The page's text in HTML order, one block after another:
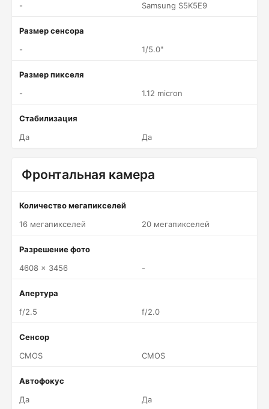
- Samsung S5K5E9
Размер сенсора
-
1/5.0"
Размер пикселя
-
1.12 micron
Стабилизация
Да
Да
Фронтальная камера
Количество мегапикселей
16 мегапикселей
20 мегапикселей
Разрешение фото
4608 x 3456
-
Апертура
f/2.5
f/2.0
Сенсор
CMOS
CMOS
Автофокус
Да
Да